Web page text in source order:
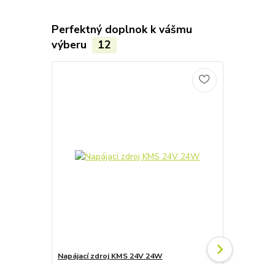
Perfektný doplnok k vášmu
výberu
12
Napájací zdroj KMS 24V 24W